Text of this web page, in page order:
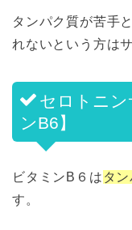
タンパク質が苦手
れないという方は
セロトニン
ンB6】
ビタミンB６は タ
す。